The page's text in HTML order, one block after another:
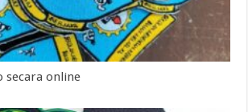
secara online